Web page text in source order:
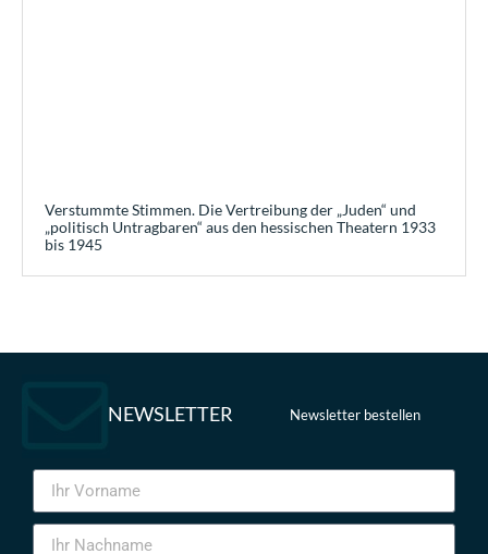
Verstummte Stimmen. Die Vertreibung der „Juden“ und
„politisch Untragbaren“ aus den hessischen Theatern 1933
bis 1945
NEWSLETTER Newsletter bestellen